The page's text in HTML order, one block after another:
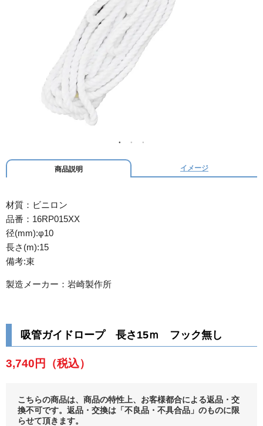
商品説明 イメージ
材質：ビニロン
品番：16RP015XX
径(mm):φ10
長さ(m):15
備考:束
製造メーカー：岩崎製作所
吸管ガイドロープ 長さ15ｍ フック無し
3,740円 （税込）
こちらの商品は、商品の特性上、お客様都合による返品・交
換不可です。返品・交換は「不良品・不具合品」のものに限
らせて頂きます。